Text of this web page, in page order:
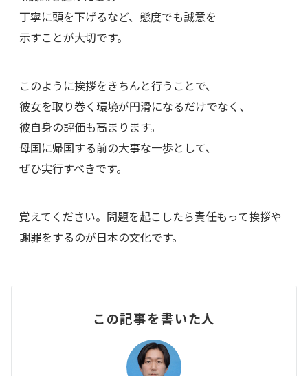
丁寧に頭を下げるなど、態度でも誠意を
示すことが大切です。
このように挨拶をきちんと行うことで、
彼女を取り巻く環境が円滑になるだけでなく、
彼自身の評価も高まります。
母国に帰国する前の大事な一歩として、
ぜひ実行すべきです。
覚えてください。問題を起こしたら責任もって挨拶や
謝罪をするのが日本の文化です。
この記事を書いた人